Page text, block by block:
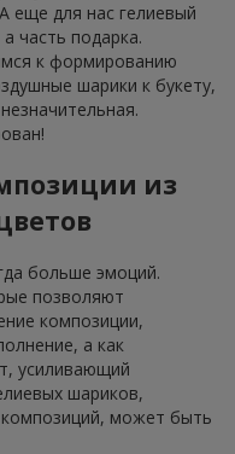
еще для нас гелиевый
часть подарка.
к формированию
шарики к букету,
из
больше эмоций.
позволяют
композиции,
а как
усиливающий
шариков,
композиций, может быть